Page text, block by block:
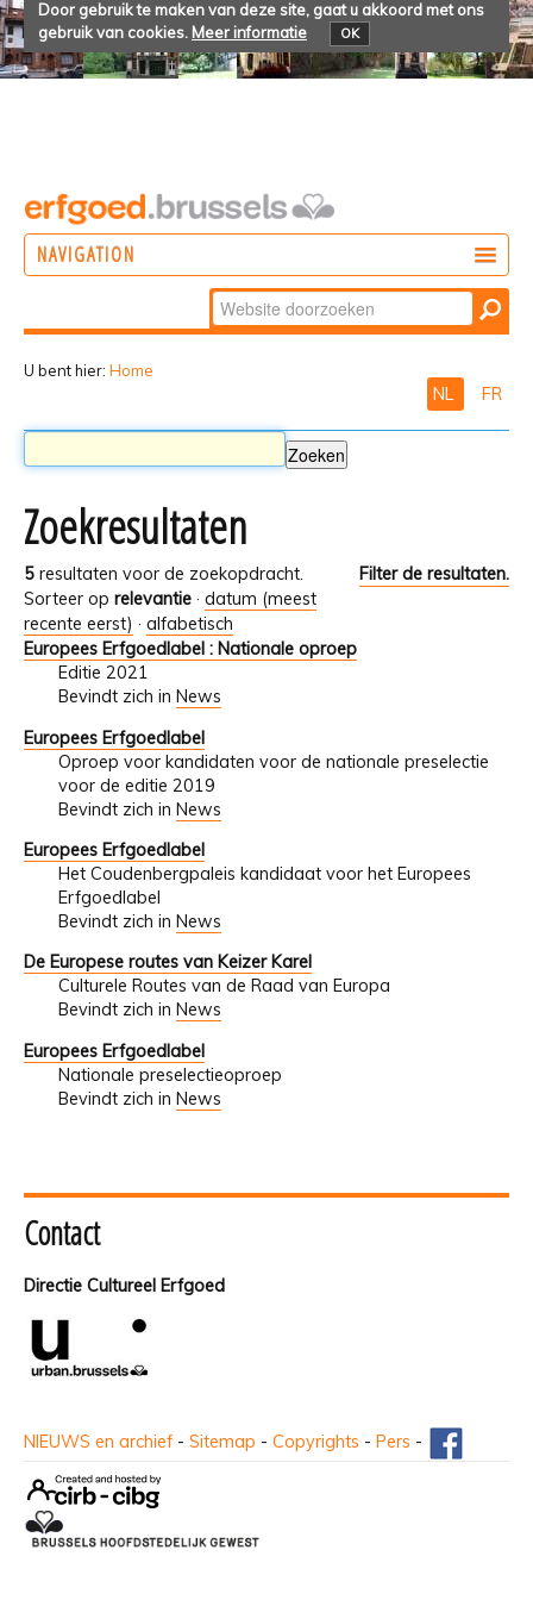
Door gebruik te maken van deze site, gaat u akkoord met ons
gebruik van cookies. Meer informatie OK
NAVIGATION
Zoek
Geavanceerd
U bent hier: Home
NL FR
Zoekresultaten
5 resultaten voor de zoekopdracht.
Filter de resultaten.
Sorteer op relevantie · datum (meest
recente eerst) · alfabetisch
Europees Erfgoedlabel : Nationale oproep
Editie 2021
Bevindt zich in News
Europees Erfgoedlabel
Oproep voor kandidaten voor de nationale preselectie
voor de editie 2019
Bevindt zich in News
Europees Erfgoedlabel
Het Coudenbergpaleis kandidaat voor het Europees
Erfgoedlabel
Bevindt zich in News
De Europese routes van Keizer Karel
Culturele Routes van de Raad van Europa
Bevindt zich in News
Europees Erfgoedlabel
Nationale preselectieoproep
Bevindt zich in News
Contact
Directie Cultureel Erfgoed
NIEUWS en archief - Sitemap - Copyrights - Pers -